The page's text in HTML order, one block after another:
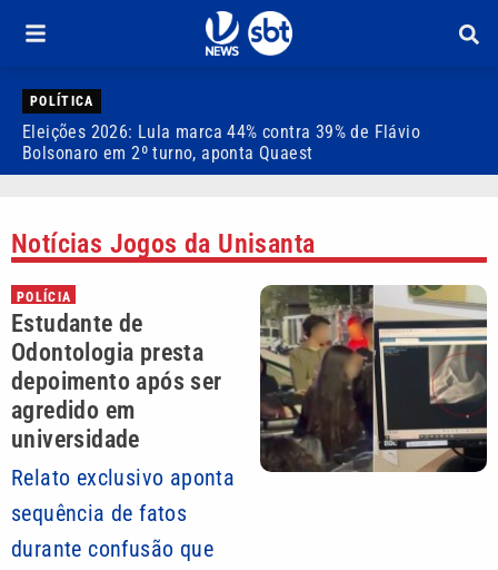
POLÍTICA
Eleições 2026: Lula marca 44% contra 39% de Flávio
Bolsonaro em 2º turno, aponta Quaest
Notícias Jogos da Unisanta
POLÍCIA
Estudante de
Odontologia presta
depoimento após ser
agredido em
universidade
Relato exclusivo aponta
sequência de fatos
durante confusão que